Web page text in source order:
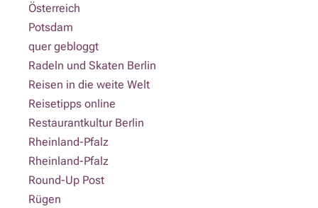
Österreich
Potsdam
quer gebloggt
Radeln und Skaten Berlin
Reisen in die weite Welt
Reisetipps online
Restaurantkultur Berlin
Rheinland-Pfalz
Rheinland-Pfalz
Round-Up Post
Rügen